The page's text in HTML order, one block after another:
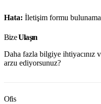
Hata: İletişim formu
BizeUlaşın
Daha fazla bilgiye ihtiyacınız
arzu ediyorsunuz?
Ofis